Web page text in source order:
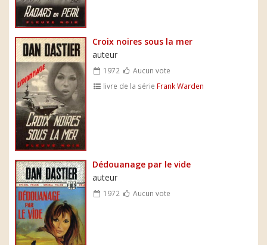
Croix noires sous la mer
auteur
1972
Aucun vote
livre de la série Frank Warden
Dédouanage par le vide
auteur
1972 Aucun vote